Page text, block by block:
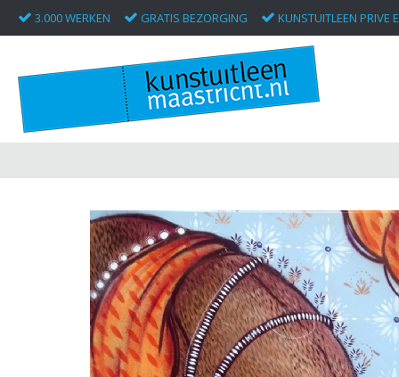
3.000 WERKEN GRATIS BEZORGING KUNSTUITLEEN PRIVE